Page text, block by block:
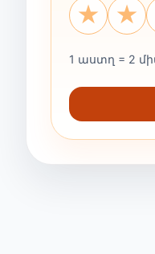
★
★
1 աստղ = 2